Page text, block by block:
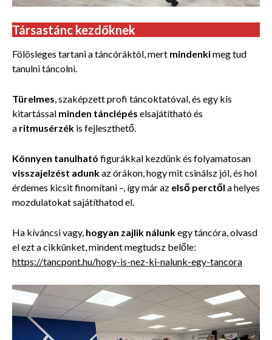
Társastánc kezdőknek
Fölösleges tartani a táncóráktól, mert mindenkimeg tud
tanulni táncolni.
Türelmes, szaképzett profi táncoktatóval, és egy kis
kitartással minden tánclépés elsajátítható és
a ritmusérzék is fejleszthető.
Könnyen tanulható figurákkal kezdünk és folyamatosan
visszajelzést adunkaz órákon, hogy mit csinálsz jól, és hol
érdemes kicsit finomítani –, így már az első perctől a helyes
mozdulatokat sajátíthatod el.
Ha kíváncsi vagy, hogyan zajlik nálunkegy táncóra, olvasd
el ezt a cikkünket, mindent megtudsz belőle:
https://tancpont.hu/hogy-is-nez-ki-nalunk-egy-tancora